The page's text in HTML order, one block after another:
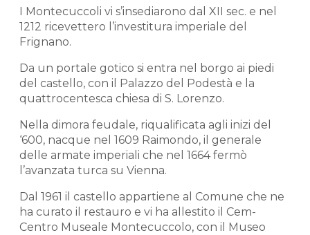
I Montecuccoli vi s’insediarono dal XII sec. e nel
1212 ricevettero l’investitura imperiale del
Frignano.
Da un portale gotico si entra nel borgo ai piedi
del castello, con il Palazzo del Podestà e la
quattrocentesca chiesa di S. Lorenzo.
Nella dimora feudale, riqualificata agli inizi del
‘600, nacque nel 1609 Raimondo, il generale
delle armate imperiali che nel 1664 fermò
l’avanzata turca su Vienna.
Dal 1961 il castello appartiene al Comune che ne
ha curato il restauro e vi ha allestito il Cem-
Centro Museale Montecuccolo, con il Museo